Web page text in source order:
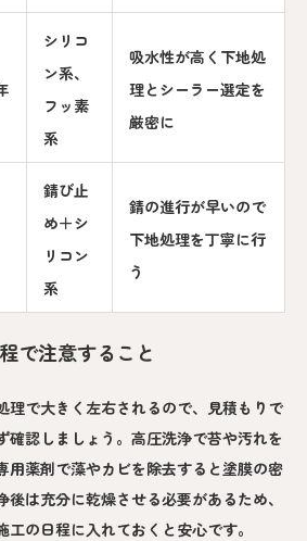
シリコ
ン系、
フッ素
系
吸水性が高く下地処
理とシーラー選定を
厳密に
錆び止
め＋シ
リコン
系
錆の進行が早いので
下地処理を丁寧に行
う
で注意すること
理で大きく左右されるので、見積もりで
確認しましょう。高圧洗浄で苔や汚れを
用薬剤で藻やカビを除去すると塗膜の密
は充分に乾燥させる必要があるため、
の日程に入れておくと安心です。